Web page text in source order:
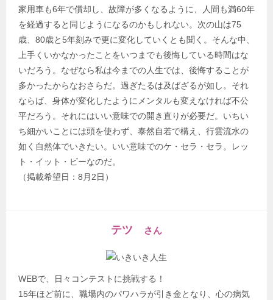
家用車も6年で償却し、故障が多くなるように、人間も満60年
を経過すると同じようになるのかもしれない。次の山は75
歳、80歳と5年刻みで更に変化していくとも聞く。そんな中、
上手くいかなかったことをいつまでも後悔している時間はな
いだろう。なぜなら私は今までの人生では、後悔することが
多かったからなおさらだ。過ぎたるは及ばざるが如し。それ
ならば、身体が変化したようにメンタルも変えなければ不公
平だろう。それにはいい意味での開き直りが必要だ。いちい
ち細かいことには頭を使わず、泰然自若で構え、行雲流水の
如く自然体でいきたい。いい意味でのケ・セラ・セラ。レッ
ト・イット・ビーなのだ。
（掲載希望日：8月2日）
テツ さん
WEBで、日々コンテストに挑戦する！
15年ほど前に、職場内のパワハラが引き金となり、心の病気